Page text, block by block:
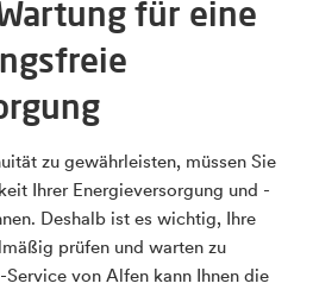
für eine
zu gewährleisten, müssen Sie
Ihrer Energieversorgung und -
Deshalb ist es wichtig, Ihre
prüfen und warten zu
Service von Alfen kann Ihnen die